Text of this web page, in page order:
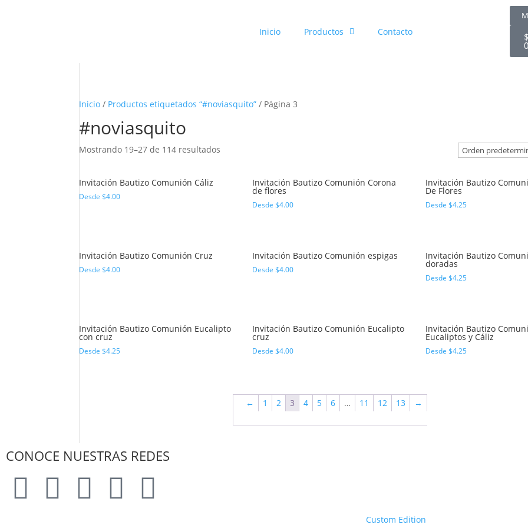
Inicio Productos Contacto
Inicio / Productos etiquetados “#noviasquito” / Página 3
#noviasquito
Mostrando 19–27 de 114 resultados
Invitación Bautizo Comunión Cáliz
Desde$4.00
Invitación Bautizo Comunión Corona
de flores
Desde$4.00
Invitación Bautizo
De Flores
Desde$4.25
Invitación Bautizo Comunión Cruz
Desde$4.00
Invitación Bautizo Comunión espigas
Desde$4.00
Invitación Bautizo
doradas
Desde$4.25
Invitación Bautizo Comunión Eucalipto
con cruz
Desde$4.25
Invitación Bautizo Comunión Eucalipto
cruz
Desde$4.00
Invitación Bautizo
Eucaliptos y Cáliz
Desde$4.25
← 1 2 3 4 5 6 … 11 12 13 →
CONOCE NUESTRAS REDES
Custom Edition